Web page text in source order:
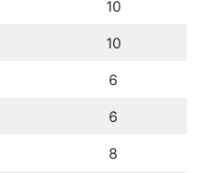
10
10
6
6
8